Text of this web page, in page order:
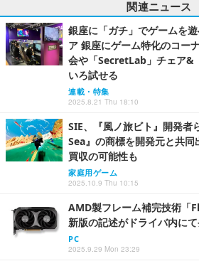
関連ニュース
銀座に「ガチ」でゲームを
ア 銀座にゲーム特化のコー
会や「SecretLab」チェア&
いろ試せる
連載・特集
2025.8.21 Thu 18:10
SIE、『風ノ旅ビト』開発
Sea』の商標を開発元と共
買収の可能性も
家庭用ゲーム
2025.10.9 Thu 10:15
AMD製フレーム補完技術
新版の記述がドライバ内に
PC
2025.9.29 Mon 23:29